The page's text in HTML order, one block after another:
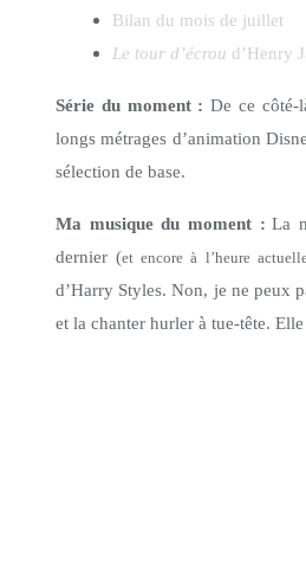
Bilan du mois de juillet
Le tour d’écrou d’Henry
Série du moment : De ce côté-
longs métrages d’animation
sélection de base.
Ma musique du moment : La
dernier (et encore à l’heure
d’Harry Styles. Non, je ne peux
et la chanter hurler à tue-tête.